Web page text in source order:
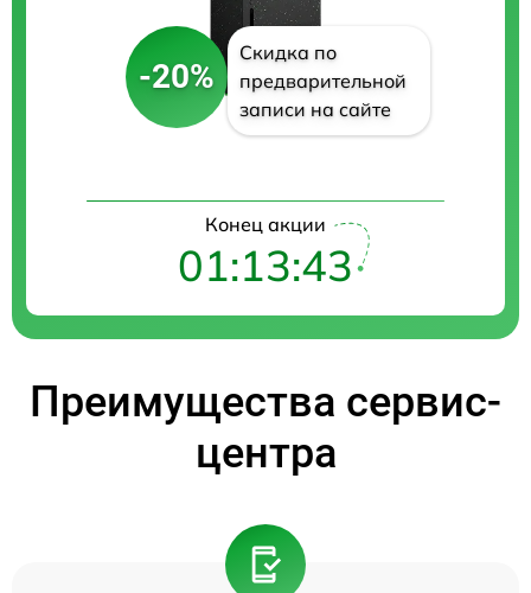
-20%
Скидка по
предварительной
записи на сайте
Конец акции
01:13:42
Преимущества сервис-
центра